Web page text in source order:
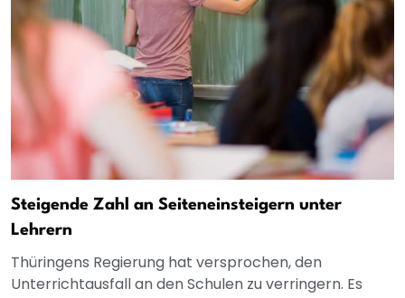
Steigende Zahl an Seiteneinsteigern unter
Lehrern
Thüringens Regierung hat versprochen, den
Unterrichtausfall an den Schulen zu verringern. Es